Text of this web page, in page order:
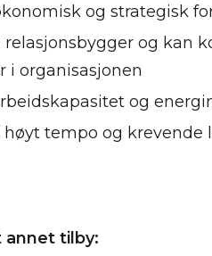
og strategisk
relasjonsbygger og kan
i organisasjonen
og
høyt tempo og krevende
annet tilby: